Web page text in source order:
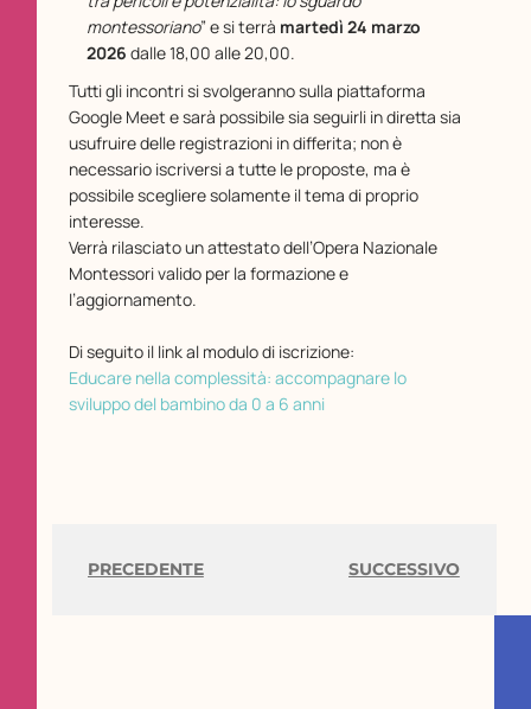
montessoriano” e si terrà martedì 24 marzo
2026 dalle 18,00 alle 20,00.
Tutti gli incontri si svolgeranno sulla piattaforma
Google Meet e sarà possibile sia seguirli in diretta sia
usufruire delle registrazioni in differita; non è
necessario iscriversi a tutte le proposte, ma è
possibile scegliere solamente il tema di proprio
interesse.
Verrà rilasciato un attestato dell’Opera Nazionale
Montessori valido per la formazione e
l’aggiornamento.
Di seguito il link al modulo di iscrizione:
Educare nella complessità: accompagnare lo
sviluppo del bambino da 0 a 6 anni
PRECEDENTE SUCCESSIVO